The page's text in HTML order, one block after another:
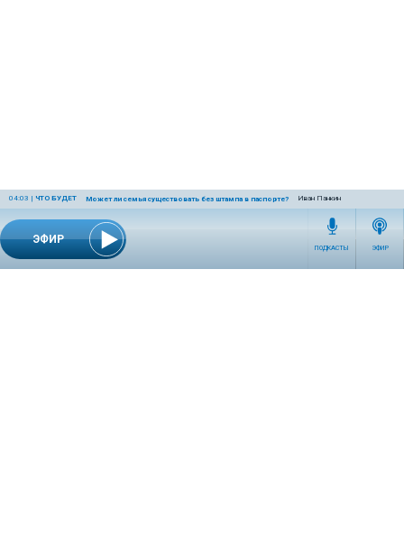
ЭФИР
04:03 | ЧТО БУДЕТ Может ли семья существовать без штампа в паспорте? Иван Панкин
ПОДКАСТЫ ЭФИР